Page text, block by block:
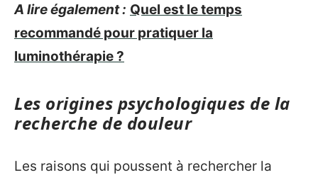
A lire également : Quel est le temps
recommandé pour pratiquer la
luminothérapie ?
Les origines psychologiques de la
recherche de douleur
Les raisons qui poussent à rechercher la